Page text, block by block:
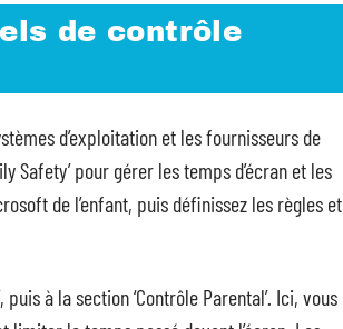
de contrôle
d’exploitation et les fournisseurs de
Safety’ pour gérer les temps d’écran et les
de l’enfant, puis définissez les règles et
puis à la section ‘Contrôle Parental’. Ici, vous